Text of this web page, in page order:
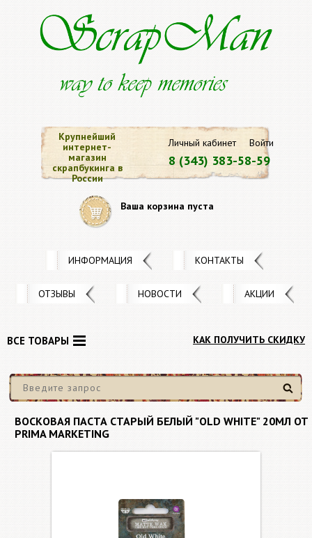
Личный кабинет Войти
8 (343) 383-58-59
Крупнейший
интернет-
магазин
скрапбукинга в
России
Ваша корзина пуста
ИНФОРМАЦИЯ КОНТАКТЫ
ОТЗЫВЫ НОВОСТИ АКЦИИ
КАК ПОЛУЧИТЬ СКИДКУ
Найти
ВСЕ ТОВАРЫ
ВОСКОВАЯ ПАСТА СТАРЫЙ БЕЛЫЙ "OLD WHITE" 20МЛ ОТ
PRIMA MARKETING